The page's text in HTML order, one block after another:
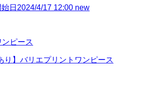
日2024/4/17 12:00 new
ピース
り】バリエプリントワンピース